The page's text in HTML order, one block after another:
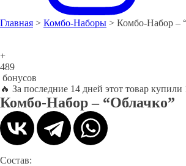
Главная > Комбо-Наборы > Комбо-Набор –
+
489
бонусов
🔥 За последние 14 дней этот товар купили
Комбо-Набор – “Облачко”
Состав: